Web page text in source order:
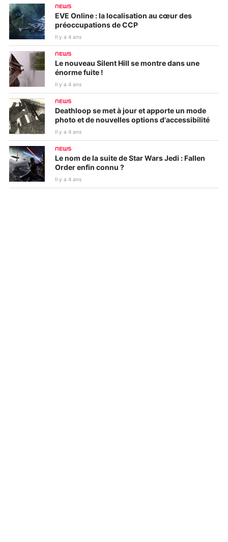
NEWS
EVE Online : la localisation au cœur des
préoccupations de CCP
Il y a 4 ans
NEWS
Le nouveau Silent Hill se montre dans une
énorme fuite !
Il y a 4 ans
NEWS
Deathloop se met à jour et apporte un mode
photo et de nouvelles options d'accessibilité
Il y a 4 ans
NEWS
Le nom de la suite de Star Wars Jedi : Fallen
Order enfin connu ?
Il y a 4 ans